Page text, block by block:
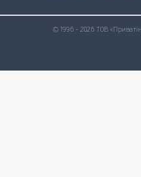
© 1996 - 2026 ТОВ